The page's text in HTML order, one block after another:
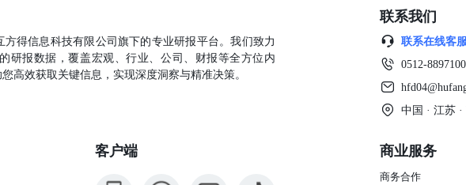
油、铝、螺纹钢价格小幅上涨，焦煤、铜、锌价格下降，农产品延续季节性下行趋势。第四，
周，CCFI、BDI企稳回升。短期重点关注政策落地效果及外需边际变化。 6风险提示 政策效果
方得信息科技有限公司旗下的专业研报平台。我们致力
研报数据，覆盖宏观、行业、公司、财报等全方位内
高效获取关键信息，实现深度洞察与精准决策。
客户端
联系我们
联系在线客服
0512-
中国 · 江苏
商业服务
商务合作